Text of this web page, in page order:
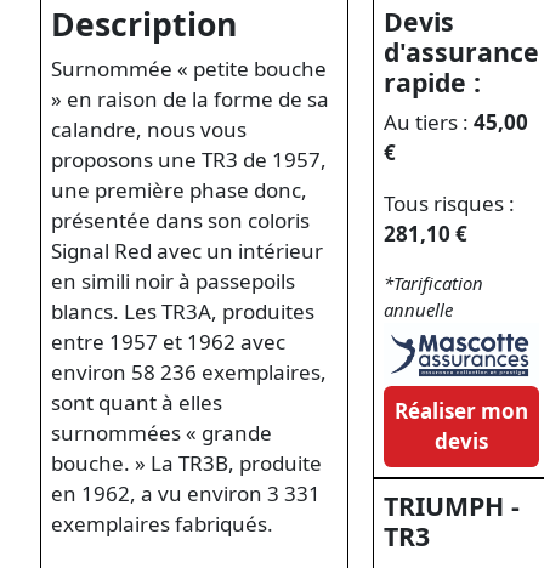
Description
Surnommée « petite bouche
» en raison de la forme de sa
calandre, nous vous
proposons une TR3 de 1957,
une première phase donc,
présentée dans son coloris
Signal Red avec un intérieur
en simili noir à passepoils
blancs. Les TR3A, produites
entre 1957 et 1962 avec
environ 58 236 exemplaires,
sont quant à elles
surnommées « grande
bouche. » La TR3B, produite
en 1962, a vu environ 3 331
exemplaires fabriqués.
Devis
d'assurance
rapide :
Au tiers :45,00
€
Tous risques :
281,10 €
*Tarification
annuelle
Réaliser mon
devis
TRIUMPH -
TR3